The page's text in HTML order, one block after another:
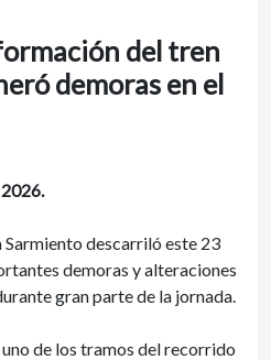
del tren
demoras en el
Sarmiento descarriló este 23
demoras y alteraciones
gran parte de la jornada.
de los tramos del recorrido